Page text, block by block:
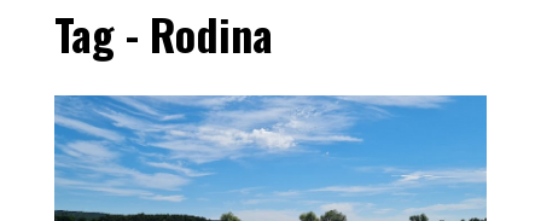
Tag - Rodina